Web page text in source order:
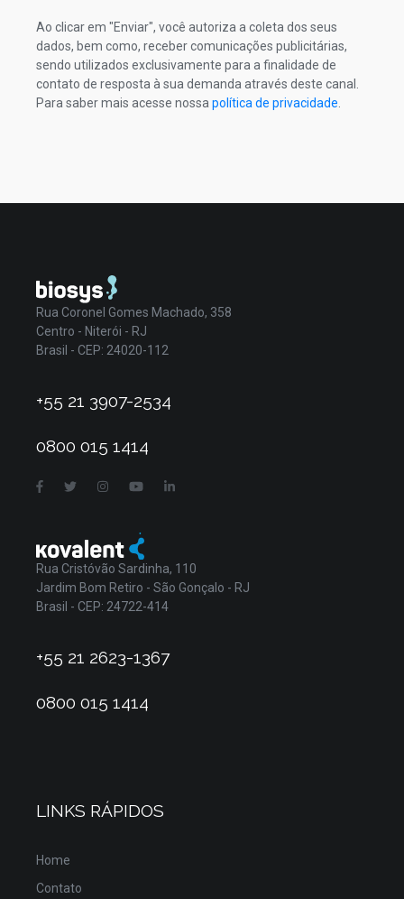
Ao clicar em "Enviar", você autoriza a coleta dos seus
dados, bem como, receber comunicações publicitárias,
sendo utilizados exclusivamente para a finalidade de
contato de resposta à sua demanda através deste canal.
Para saber mais acesse nossa política de privacidade
Rua Coronel Gomes Machado, 358
Centro - Niterói - RJ
Brasil - CEP: 24020-112
+55 21 3907-2534
0800 015 1414
Rua Cristóvão Sardinha, 110
Jardim Bom Retiro - São Gonçalo - RJ
Brasil - CEP: 24722-414
+55 21 2623-1367
0800 015 1414
LINKS RÁPIDOS
Home
Contato